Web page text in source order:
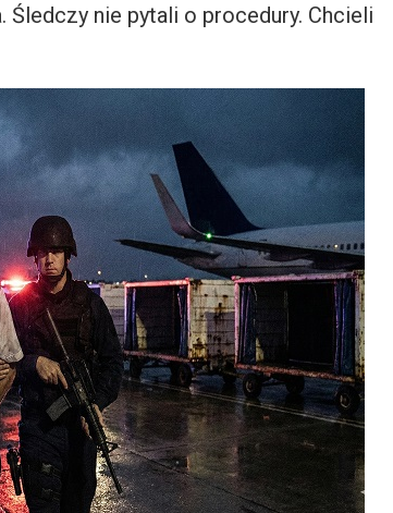
Śledczy nie pytali o procedury. Chcieli